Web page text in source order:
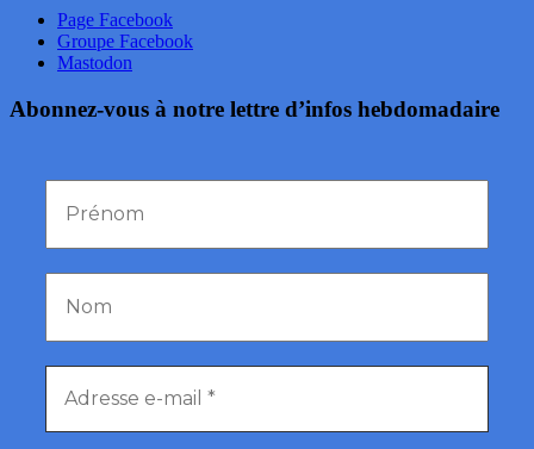
Page Facebook
Groupe Facebook
Mastodon
Abonnez-vous à notre lettre d’infos hebdomadaire